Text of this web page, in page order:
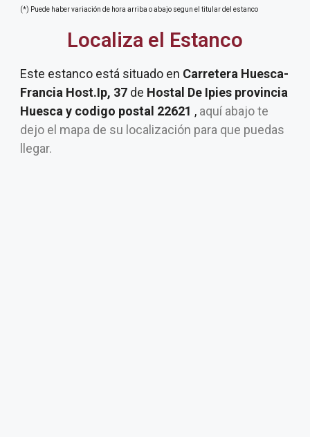
(*) Puede haber variación de hora arriba o abajo segun el titular del estanco
Localiza el Estanco
Este estanco está situado en Carretera Huesca-
Francia Host.Ip, 37 de Hostal De Ipies provincia
Huesca y codigo postal 22621 , aquí abajo te
dejo el mapa de su localización para que puedas
llegar.